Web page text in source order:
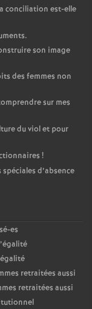
conciliation est-elle
son image
des femmes non
sur mes
du viol et pour
!
d’absence
es
retraitées aussi
retraitées aussi